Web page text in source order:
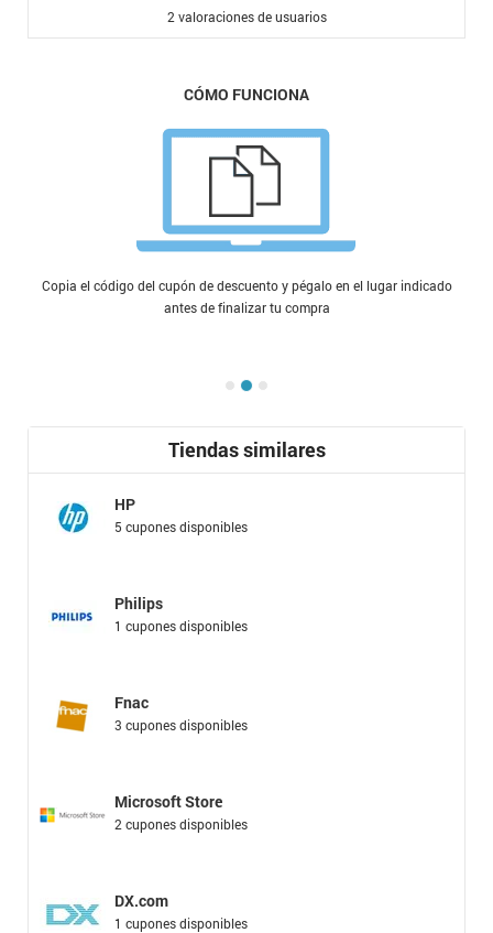
2 valoraciones de usuarios
CÓMO FUNCIONA
Copia el código del cupón de descuento y pégalo en el lugar indicado
antes de finalizar tu compra
Tiendas similares
HP
5 cupones disponibles
Philips
1 cupones disponibles
Fnac
3 cupones disponibles
Microsoft Store
2 cupones disponibles
DX.com
1 cupones disponibles